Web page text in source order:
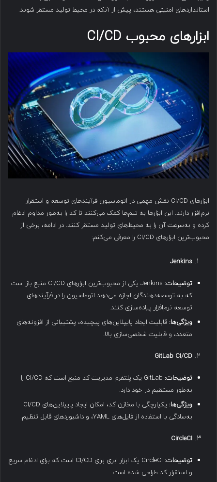
استانداردهای امنیتی هستند، پیش از آنکه در محیط تولید مستقر شوند.
ابزارهای محبوب CI/CD
ابزارهای CI/CD نقش مهمی در اتوماسیون فرآیندهای توسعه و استقرار
نرم‌افزار دارند. این ابزارها به تیم‌ها کمک می‌کنند تا کد را به‌طور مداوم ادغام
کرده و به‌سرعت آن را به محیط‌های تولید مستقر کنند. در ادامه، برخی از
محبوب‌ترین ابزارهای CI/CD را معرفی می‌کنم:
Jenkins
توضیحات:
Jenkins یکی از محبوب‌ترین ابزارهای CI/CD منبع باز است
که به توسعه‌دهندگان اجازه می‌دهد اتوماسیون را در فرآیندهای
توسعه نرم‌افزار پیاده‌سازی کنند.
ویژگی‌ها: قابلیت ایجاد پایپلاین‌های پیچیده، پشتیبانی از افزونه‌های
متعدد، و قابلیت شخصی‌سازی بالا.
GitLab CI/CD
توضیحات:
GitLab یک پلتفرم مدیریت کد منبع است که CI/CD را
به‌طور مستقیم در خود دارد.
ویژگی‌ها:
یکپارچگی با مخازن کد، امکان ایجاد پایپلاین‌های CI/CD
به‌سادگی با استفاده از فایل‌های YAML، و داشبوردهای قابل تنظیم.
CircleCI
توضیحات:
CircleCI یک ابزار ابری برای CI/CD است که برای ادغام سریع
و استقرار کد طراحی شده است.